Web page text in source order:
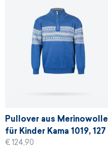
Pullover aus Merinowolle
für Kinder Kama 1019, 127
- denim blau
€ 124,90